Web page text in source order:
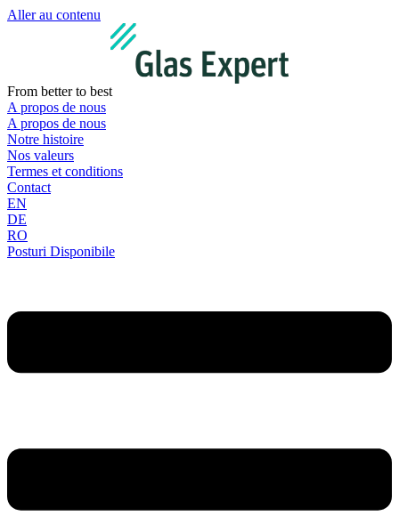
Aller au contenu
From better to best
A propos de nous
A propos de nous
Notre histoire
Nos valeurs
Termes et conditions
Contact
EN
DE
RO
Posturi Disponibile